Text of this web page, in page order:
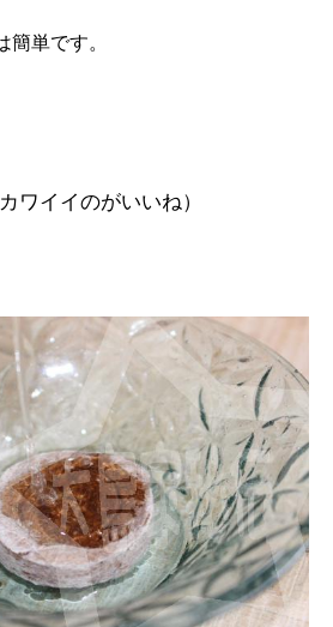
単です。
ワイイのがいいね）